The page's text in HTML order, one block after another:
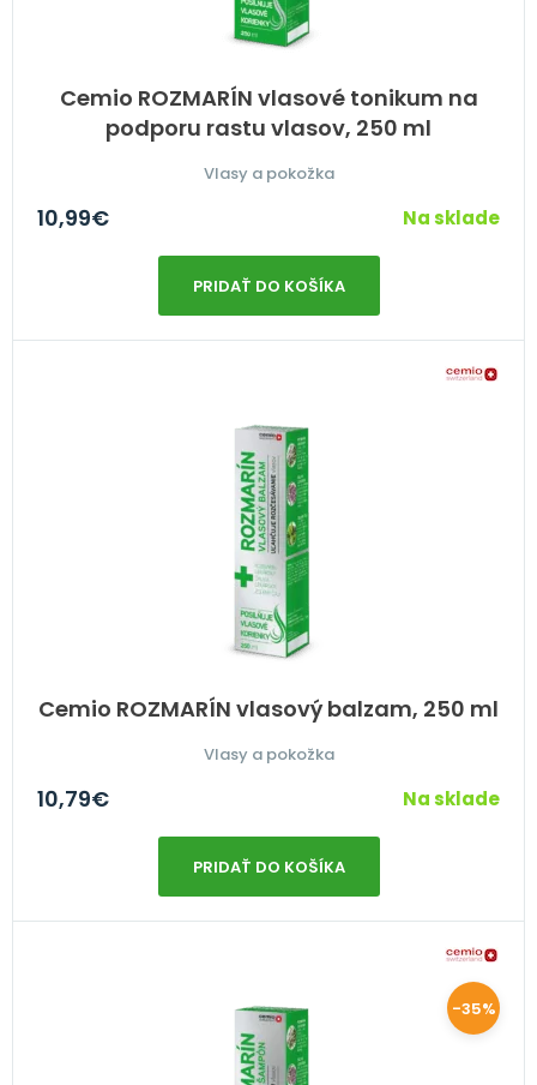
Cemio ROZMARÍN vlasové tonikum na
podporu rastu vlasov, 250 ml
Vlasy a pokožka
10,99€ Na sklade
PRIDAŤ DO KOŠÍKA
Cemio ROZMARÍN vlasový balzam, 250 ml
Vlasy a pokožka
10,79€ Na sklade
PRIDAŤ DO KOŠÍKA
-35%